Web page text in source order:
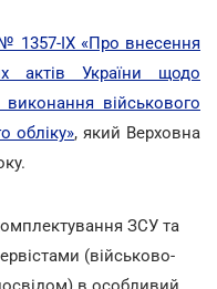
1357-ІХ «Про внесення
актів України щодо
військового
обліку», який Верховна
ЗСУ та
(військово-